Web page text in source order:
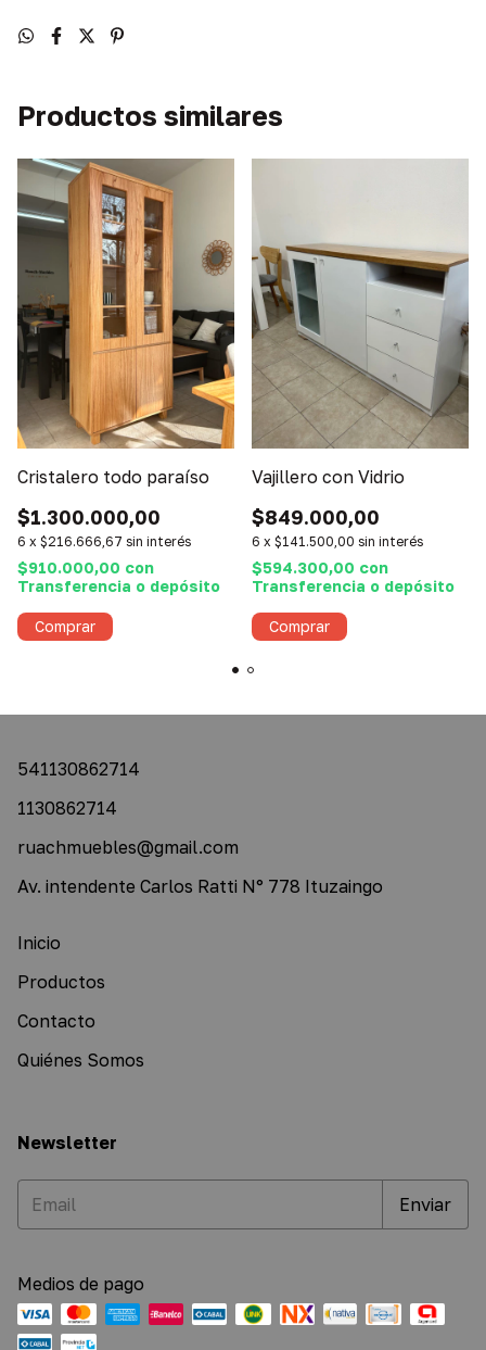
Productos similares
Cristalero todo paraíso
$1.300.000,00
6 x $216.666,67 sin interés
$910.000,00 con
Transferencia o depósito
Vajillero con Vidrio
$849.000,00
6 x $141.500,00 sin interés
$594.300,00 con
Transferencia o depósito
541130862714
1130862714
ruachmuebles@gmail.com
Av. intendente Carlos Ratti N° 778 Ituzaingo
Inicio
Productos
Contacto
Quiénes Somos
Newsletter
Medios de pago